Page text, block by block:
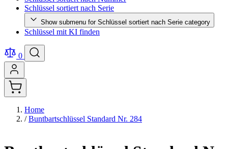
Schlüssel sortiert nach Serie
Show submenu for Schlüssel sortiert nach Serie category
Schlüssel mit KI finden
0
Home
/ Buntbartschlüssel Standard Nr. 284